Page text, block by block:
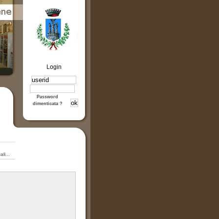
Login
Password
dimenticata ?